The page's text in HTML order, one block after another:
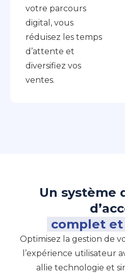
votre parcours
digital, vous
réduisez les temps
d’attente et
diversifiez vos
ventes.
Un système
complet
Optimisez la gestion de
l’expérience utilisateur
allie technologie et